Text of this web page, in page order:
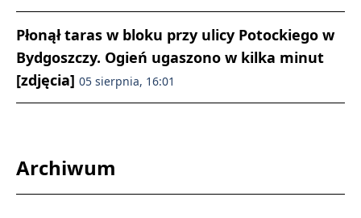
Płonął taras w bloku przy ulicy Potockiego w
Bydgoszczy. Ogień ugaszono w kilka minut
[zdjęcia] 05 sierpnia, 16:01
Archiwum